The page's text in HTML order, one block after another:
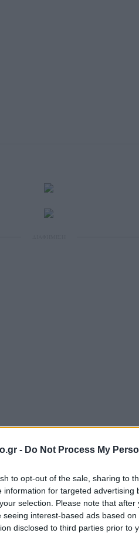
- Do Not Process My
to opt-out of the sale, sharing to
information for targeted
selection. Please note that
seeing interest-based ads based
disclosed to third parties prior to